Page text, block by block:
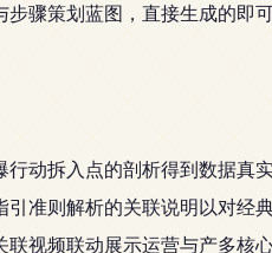
骤策划蓝图，直接生成的
动拆入点的剖析得到数据
准则解析的关联说明以对经
视频联动展示运营与产多